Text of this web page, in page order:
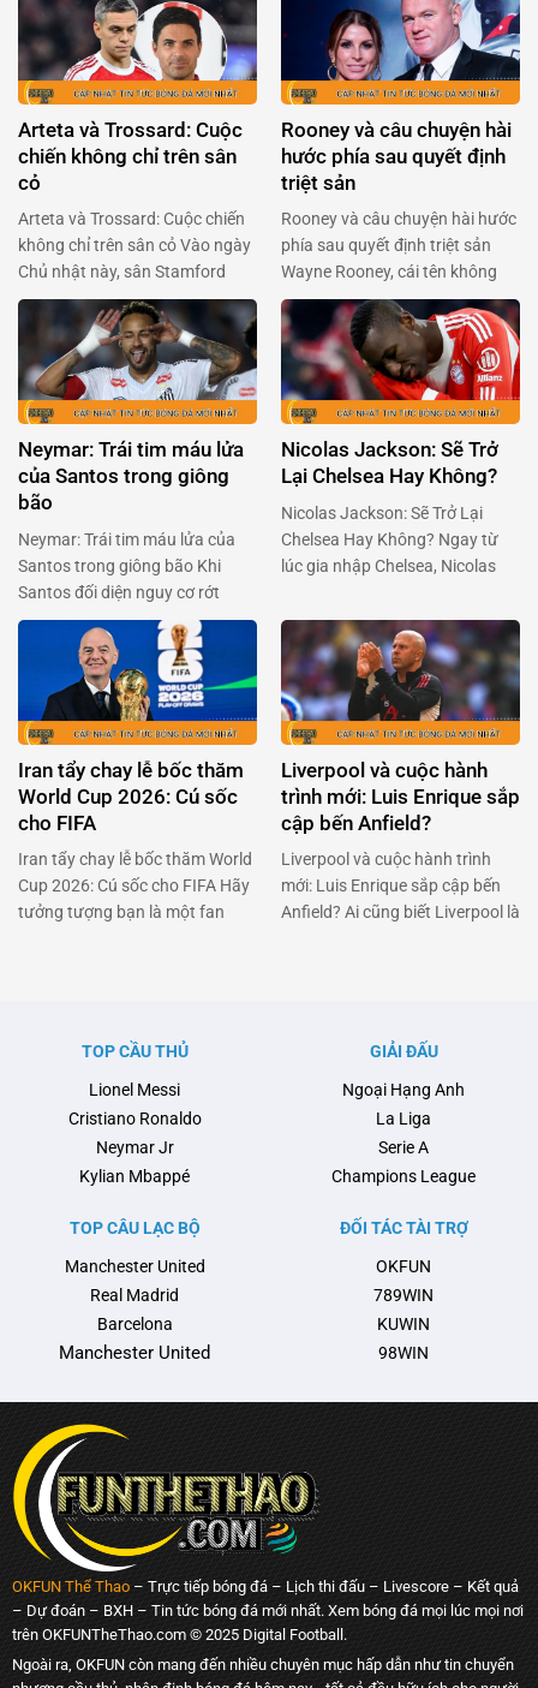
Arteta và Trossard: Cuộc
chiến không chỉ trên sân
cỏ
Arteta và Trossard: Cuộc chiến
không chỉ trên sân cỏ Vào ngày
Chủ nhật này, sân Stamford
Bridge sẽ lại bùng nổ với cuộc
đối đầu giữa Arsenal và
Chelsea. Mikel Arteta, người
đang chèo lái con tàu Arsenal,
đã có những chia sẻ quan trọng
về tình hình của Leandro
Trossard, ngôi sao người …
Rooney và câu chuyện hài
hước phía sau quyết định
triệt sản
Rooney và câu chuyện hài hước
phía sau quyết định triệt sản
Wayne Rooney, cái tên không
chỉ gắn liền với Manchester
United mà còn là huyền thoại
của bóng đá Anh, đã khiến
người hâm mộ phải cười
nghiêng ngả với tiết lộ mới đây.
Trong một podcast của BBC
Sport, Rooney chia sẻ …
Neymar: Trái tim máu lửa
của Santos trong giông
bão
Neymar: Trái tim máu lửa của
Santos trong giông bão Khi
Santos đối diện nguy cơ rớt
hạng, Neymar đã khiến cả Brazil
phải thán phục với quyết định
táo bạo: trở lại sân cỏ dù đang
dính chấn thương nặng. Anh
không chỉ đơn thuần là một ngôi
sao bóng đá, mà còn là …
Nicolas Jackson: Sẽ Trở
Lại Chelsea Hay Không?
Nicolas Jackson: Sẽ Trở Lại
Chelsea Hay Không? Ngay từ
lúc gia nhập Chelsea, Nicolas
kỳ vọng sẽ làm nên điều kỳ diệu.
Nhưng đời không như mơ, và
bây giờ anh đang đối mặt với
việc trở lại Stamford Bridge sau
khi không thể kích hoạt điều …
Iran tẩy chay lễ bốc thăm
World Cup 2026: Cú sốc
cho FIFA
Iran tẩy chay lễ bốc thăm World
Cup 2026: Cú sốc cho FIFA Hãy
tưởng tượng bạn là một fan
gia đã quyết định tẩy chay sự
Liverpool và cuộc hành
trình mới: Luis Enrique sắp
cập bến Anfield?
Liverpool và cuộc hành trình
mới: Luis Enrique sắp cập bến
Anfield? Ai cũng biết Liverpool là
từng được kỳ vọng sẽ mang lại
TOP CẦU THỦ
Lionel Messi
Cristiano Ronaldo
Neymar Jr
Kylian Mbappé
GIẢI ĐẤU
Ngoại Hạng Anh
La Liga
Serie A
Champions League
TOP CÂU LẠC BỘ
Manchester United
Real Madrid
Barcelona
Manchester United
ĐỐI TÁC TÀI TRỢ
OKFUN
789WIN
KUWIN
98WIN
OKFUN Thể Thao– Trực tiếp bóng đá – Lịch thi đấu – Livescore – Kết quả
– Dự đoán – BXH – Tin tức bóng đá mới nhất. Xem bóng đá mọi lúc mọi nơi
trên OKFUNTheThao.com © 2025 Digital Football.
Ngoài ra, OKFUN còn mang đến nhiều chuyên mục hấp dẫn như tin chuyển